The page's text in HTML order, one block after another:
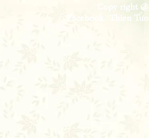
Copy right
Facebook: Thien